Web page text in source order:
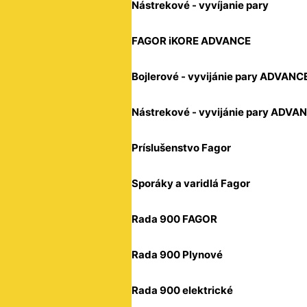
Nástrekové - vyvíjanie pary
FAGOR iKORE ADVANCE
Bojlerové - vyvijánie pary
Nástrekové - vyvijánie pary
Príslušenstvo Fagor
Sporáky a varidlá Fagor
Rada 900 FAGOR
Rada 900 Plynové
Rada 900 elektrické